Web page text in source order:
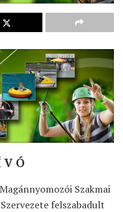
V Ó
Szakmai
felszabadult